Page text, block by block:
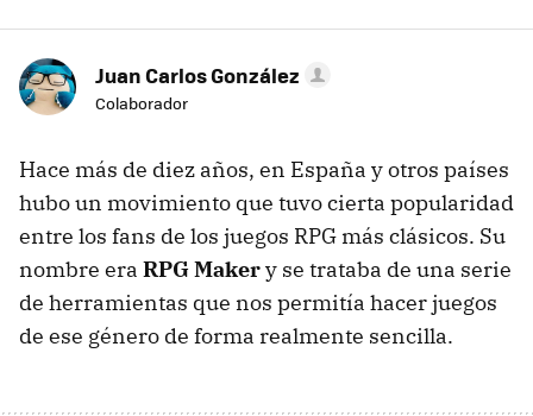
Juan Carlos González
Colaborador
Hace más de diez años, en España y otros países
hubo un movimiento que tuvo cierta popularidad
entre los fans de los juegos RPG más clásicos. Su
nombre era RPG Makery se trataba de una serie
de herramientas que nos permitía hacer juegos
de ese género de forma realmente sencilla.